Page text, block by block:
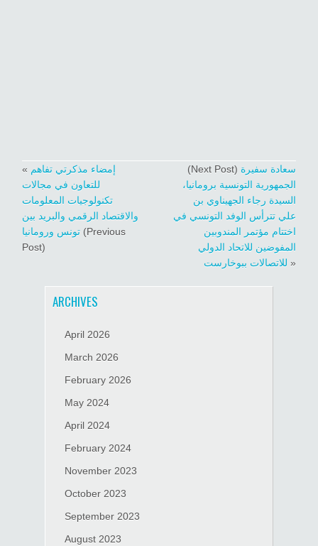
« إمضاء مذكرتي تفاهم
للتعاون في مجالات
تكنولوجيات المعلومات
والاقتصاد الرقمي والبريد بين
تونس ورومانيا (Previous
Post)
(Next Post) سعادة سفيرة
الجمهورية التونسية برومانيا،
السيدة رجاء الجهيناوي بن
علي تترأس الوفد التونسي في
اختتام مؤتمر المندوبين
المفوضين للاتحاد الدولي
للاتصالات ببوخارست »
ARCHIVES
April 2026
March 2026
February 2026
May 2024
April 2024
February 2024
November 2023
October 2023
September 2023
August 2023